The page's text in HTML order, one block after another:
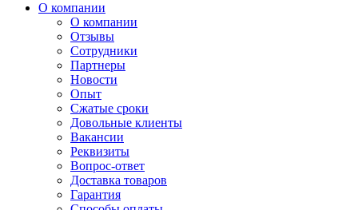
О компании
О компании
Отзывы
Сотрудники
Партнеры
Новости
Опыт
Сжатые сроки
Довольные клиенты
Вакансии
Реквизиты
Вопрос-ответ
Доставка товаров
Гарантия